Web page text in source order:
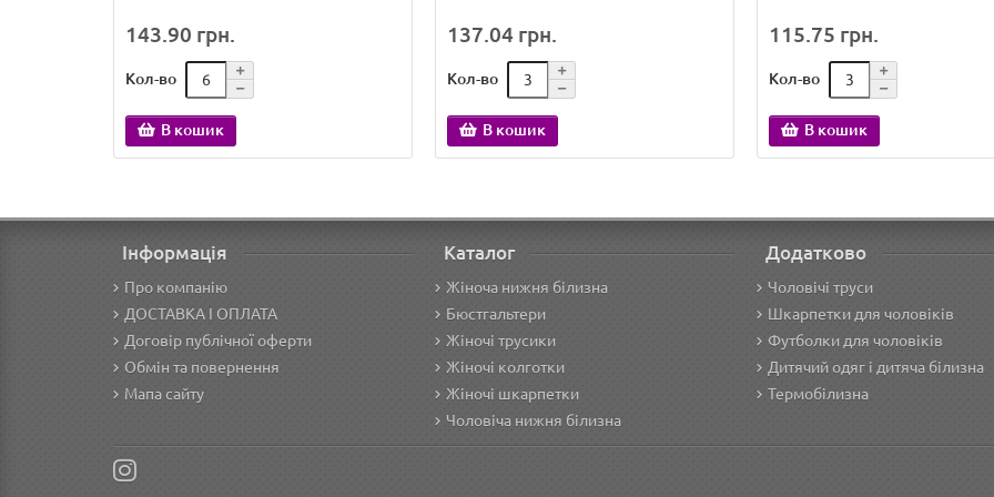
143.90 грн.
Кол-во
В кошик
137.04 грн.
Кол-во
В кошик
115.75 грн.
Кол-во
В кошик
Інформація
Про компанію
ДОСТАВКА І ОПЛАТА
Договір публічної оферти
Обмін та повернення
Мапа сайту
Каталог
Жіноча нижня білизна
Бюстгальтери
Жіночі трусики
Жіночі колготки
Жіночі шкарпетки
Чоловіча нижня білизна
Додатково
Чоловічі труси
Шкарпетки для чоловіків
Футболки для чоловіків
Дитячий одяг і дитяча білизна
Термобілизна